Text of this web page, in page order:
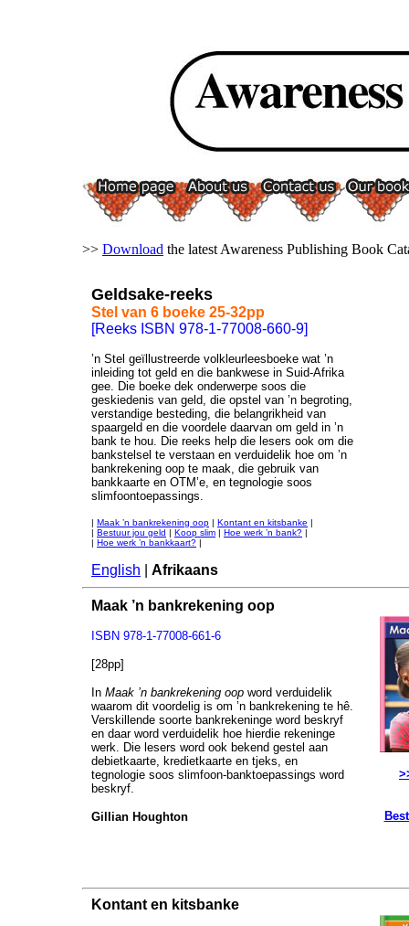
>> Download the latest Awareness Publishing Book
Geldsake-reeks
Stel van 6 boeke 25-32pp
[Reeks ISBN 978-1-77008-660-9]
’n Stel geïllustreerde volkleurleesboeke wat ’n
inleiding tot geld en die bankwese in Suid-Afrika
gee. Die boeke dek onderwerpe soos die
geskiedenis van geld, die opstel van ’n begroting,
verstandige besteding, die belangrikheid van
spaargeld en die voordele daarvan om geld in ’n
bank te hou. Die reeks help die lesers ook om die
bankstelsel te verstaan en verduidelik hoe om ’n
bankrekening oop te maak, die gebruik van
bankkaarte en OTM’e, en tegnologie soos
slimfoontoepassings.
| Maak ’n bankrekening oop | Kontant en kitsbanke |
| Bestuur jou geld | Koop slim | Hoe werk ’n bank? |
| Hoe werk ’n bankkaart? |
English Afrikaans
Maak ’n bankrekening oop
ISBN 978-1-77008-661-6
[28pp]
In Maak ’n bankrekening oop word verduidelik
waarom dit voordelig is om ’n bankrekening te hê.
Verskillende soorte bankrekeninge word beskryf
en daar word verduidelik hoe hierdie rekeninge
werk. Die lesers word ook bekend gestel aan
debietkaarte, kredietkaarte en tjeks, en
tegnologie soos slimfoon-banktoepassings word
beskryf.
Gillian Houghton
Kontant en kitsbanke